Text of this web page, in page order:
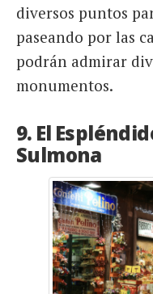
diversos puntos
paseando por las
podrán admirar
monumentos.
9. El
Sulmona